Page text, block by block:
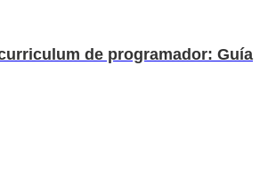
de programador: Guía